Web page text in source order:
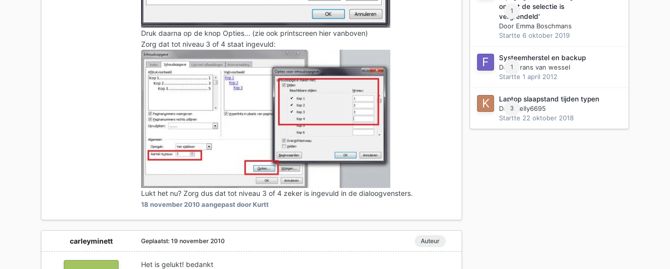
Druk daarna op de knop Opties... (zie ook printscreen hier vanboven)
Zorg dat tot niveau 3 of 4 staat ingevuld:
Lukt het nu? Zorg dus dat tot niveau 3 of 4 zeker is ingevuld in de dialoogvensters.
18 november 2010aangepast door Kurtt
carleyminett Auteur
Geplaatst:19 november 2010
Het is gelukt! bedankt
1
omdat de selectie is
vergrendeld'
Door Emma Boschmans
Startte 6 oktober 2019
1
Systeemherstel en backup
Door
Frans van wessel
Startte 1 april 2012
3
Laptop slaapstand tijden typen
Door
Kelly6695
Startte 22 oktober 2018